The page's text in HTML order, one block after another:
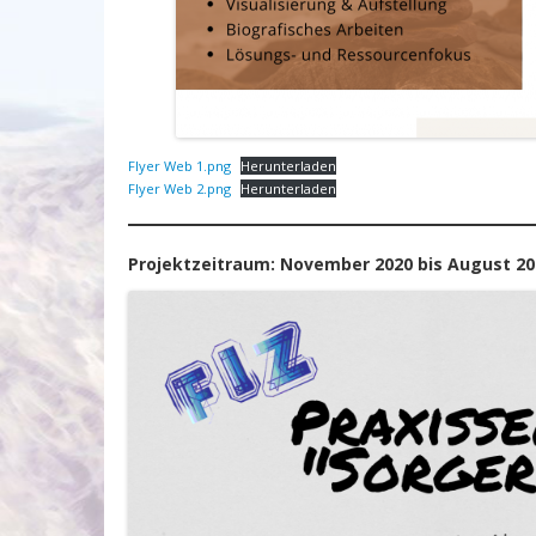
Flyer Web 1.png Herunterladen
Flyer Web 2.png Herunterladen
Projektzeitraum: November 2020 bis August